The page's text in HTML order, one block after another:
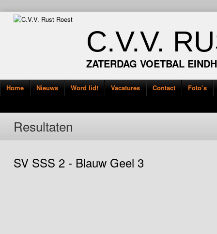
C.V.V.
ZATERDAG VOETBAL
Home Nieuws Word lid! Vacatures Contact Foto’s
Resultaten
SV SSS 2 - Blauw Geel 3